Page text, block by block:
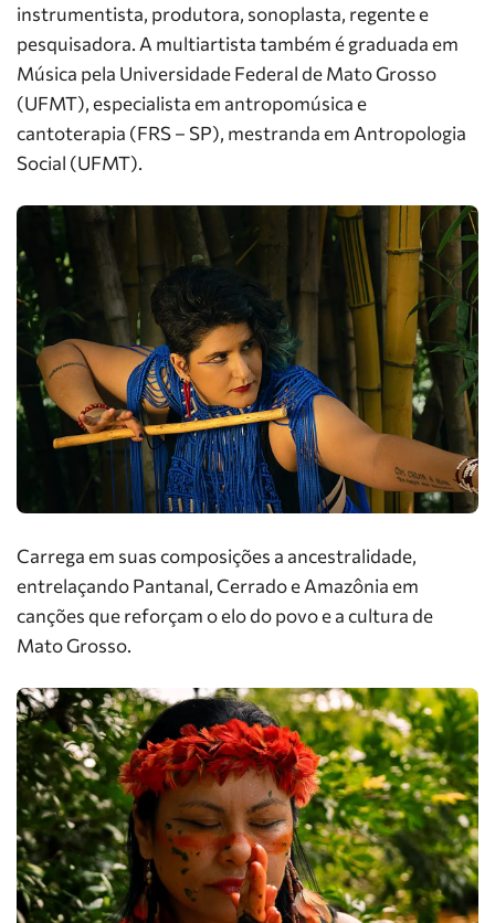
instrumentista, produtora, sonoplasta, regente e
pesquisadora. A multiartista também é graduada em
Música pela Universidade Federal de Mato Grosso
(UFMT), especialista em antropomúsica e
cantoterapia (FRS – SP), mestranda em Antropologia
Social (UFMT).
Carrega em suas composições a ancestralidade,
entrelaçando Pantanal, Cerrado e Amazônia em
canções que reforçam o elo do povo e a cultura de
Mato Grosso.